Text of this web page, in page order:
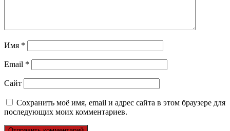
Имя *
Email *
Сайт
Сохранить моё имя, email и адрес сайта в этом браузере для
последующих моих комментариев.